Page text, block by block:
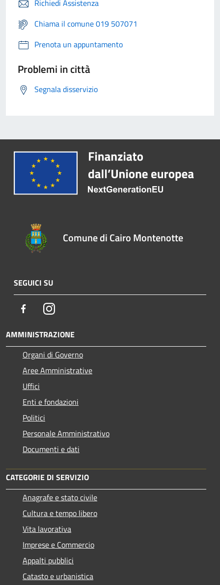
Richiedi Assistenza
Chiama il comune 019 507071
Prenota un appuntamento
Problemi in città
Segnala disservizio
Comune di Cairo Montenotte
SEGUICI SU
FacebookInstagram
AMMINISTRAZIONE
Organi di Governo
Aree Amministrative
Uffici
Enti e fondazioni
Politici
Personale Amministrativo
Documenti e dati
CATEGORIE DI SERVIZIO
Anagrafe e stato civile
Cultura e tempo libero
Vita lavorativa
Imprese e Commercio
Appalti pubblici
Catasto e urbanistica